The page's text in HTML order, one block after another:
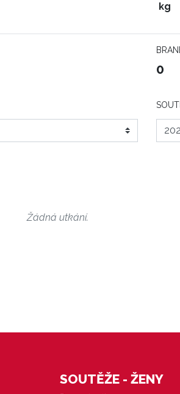
kg
0
Žádná utkání.
SOUTĚŽE - ŽENY